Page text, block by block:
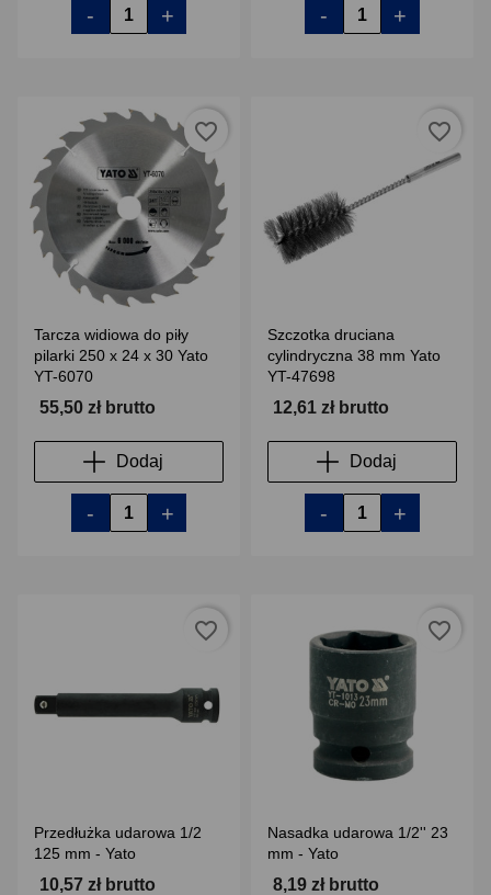
- + - +
Tarcza widiowa do piły
pilarki 250 x 24 x 30 Yato
YT-6070
55,50 zł brutto
Dodaj
- +
favorite_border
Szczotka druciana
cylindryczna 38 mm Yato
YT-47698
12,61 zł brutto
Dodaj
- +
favorite_border
Przedłużka udarowa 1/2
125 mm - Yato
10,57 zł brutto
favorite_border
Nasadka udarowa 1/2'' 23
mm - Yato
8,19 zł brutto
favorite_border